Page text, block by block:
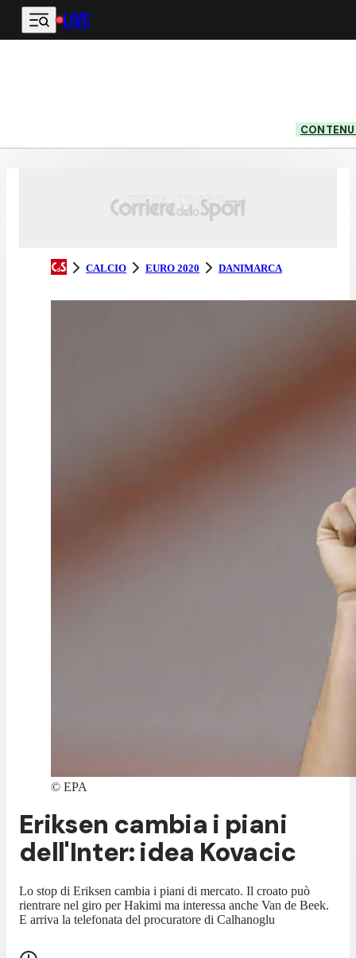
Vai al contenuto principale
LIVE
CALCIO EURO 2020 DANIMARCA
© EPA
Eriksen cambia i piani
dell'Inter: idea Kovacic
Lo stop di Eriksen cambia i piani di mercato. Il croato può
rientrare nel giro per Hakimi ma interessa anche Van de Beek.
E arriva la telefonata del procuratore di Calhanoglu